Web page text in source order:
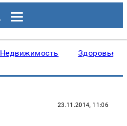
Недвижимость Здоровье
23.11.2014, 11:06